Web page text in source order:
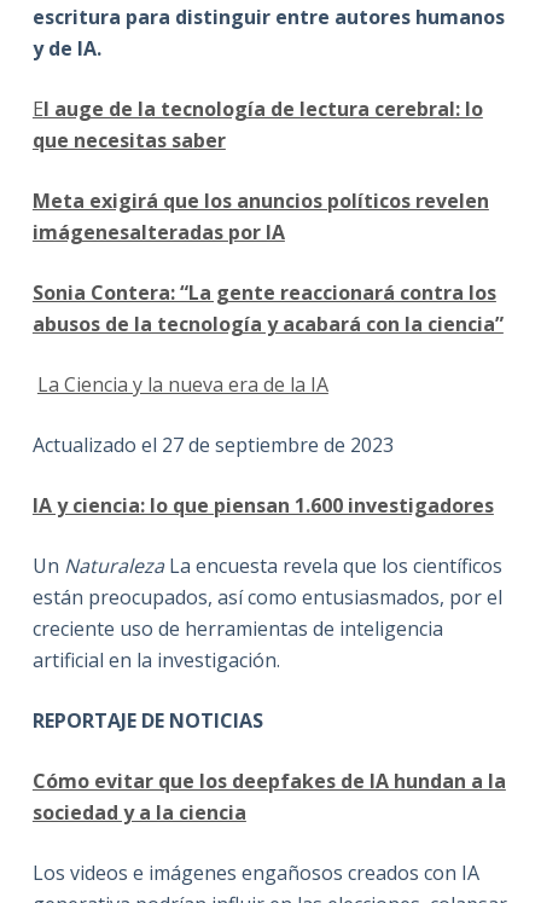
escritura para distinguir entre autores humanos
y de IA.
El auge de la tecnología de lectura cerebral: lo
que necesitas saber
Meta exigirá que los anuncios políticos revelen
imágenesalteradas por IA
Sonia Contera: “La gente reaccionará contra los
abusos de la tecnología y acabará con la ciencia”
La Ciencia y la nueva era de la IA
Actualizado el 27 de septiembre de 2023
IA y ciencia: lo que piensan 1.600 investigadores
Un NaturalezaLa encuesta revela que los científicos
están preocupados, así como entusiasmados, por el
creciente uso de herramientas de inteligencia
artificial en la investigación.
REPORTAJE DE NOTICIAS
Cómo evitar que los deepfakes de IA hundan a la
sociedad y a la ciencia
Los videos e imágenes engañosos creados con IA